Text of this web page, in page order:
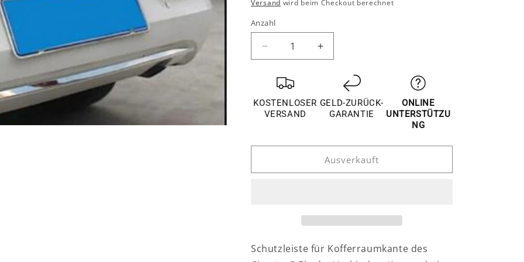
Versand wird beim Checkout berechnet
Anzahl
Verringere
die
Menge
Citroën
C-
Gepäckraum
Hinten
Erhöhe
die
Citroën
C-
Gepäckraum
Abdeckung
Hinten
KOSTENLOSER
VERSAND
GELD-ZURÜCK-
GARANTIE
ONLINE
UNTERSTÜTZU
NG
Ausverkauft
Schutzleiste für Kofferraumkante des